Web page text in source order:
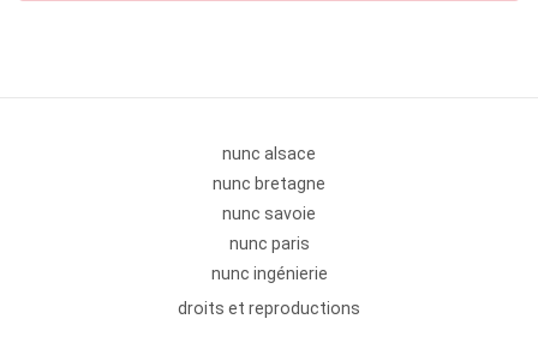
nunc alsace
nunc bretagne
nunc savoie
nunc paris
nunc ingénierie
droits et reproductions